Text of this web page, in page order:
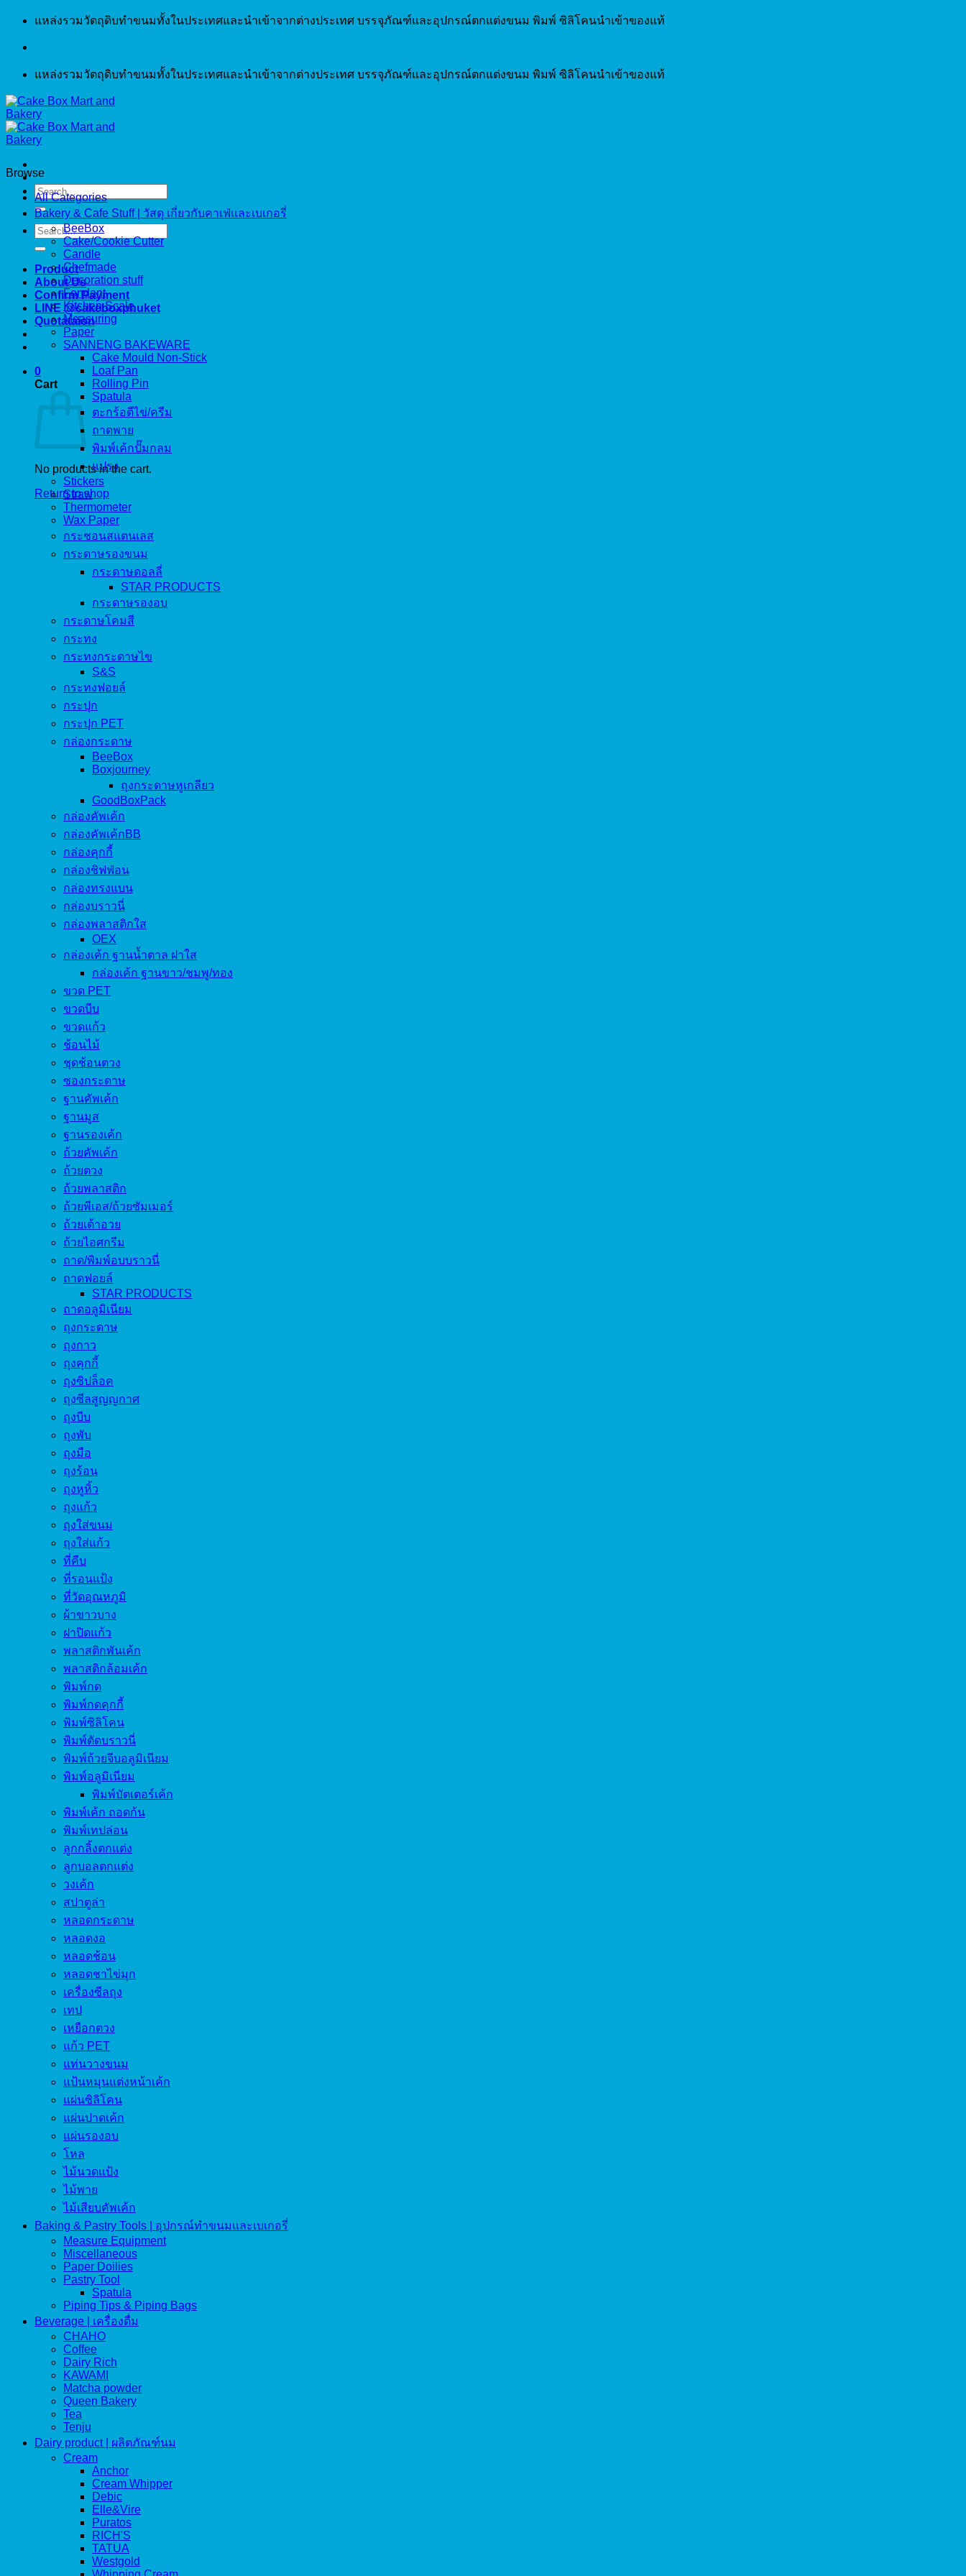
Skip
แหล่งรวมวัตถุดิบทำขนมทั้งในประเทศและนำเข้าจากต่างประเทศ บรรจุภัณฑ์และอุปกรณ์ตกแต่งขนม พิมพ์ ซิลิโคนนำเข้าของแท้
แหล่งรวมวัตถุดิบทำขนมทั้งในประเทศและนำเข้าจากต่างประเทศ บรรจุภัณฑ์และอุปกรณ์ตกแต่งขนม พิมพ์ ซิลิโคนนำเข้าของแท้
Search
for:
Search
for:
Product
About Us
Confirm Payment
LINE @cakeboxphuket
Quotataion
0
Cart
No products in the cart.
Return to shop
Browse
All Categories
Bakery & Cafe Stuff | วัสดุ เกี่ยวกับคาเฟ่และเบเกอรี่
BeeBox
Cake/Cookie Cutter
Candle
Chefmade
Decoration stuff
Fondant
Kitchen Scale
Measuring
Paper
SANNENG BAKEWARE
Cake Mould Non-Stick
Loaf Pan
Rolling Pin
Spatula
ตะกร้อตีไข่/ครีม
ถาดพาย
พิมพ์เค้กปั๊มกลม
แปรง
Stickers
Straw
Thermometer
Wax Paper
กระชอนสแตนเลส
กระดาษรองขนม
กระดาษดอลลี่
STAR PRODUCTS
กระดาษรองอบ
กระดาษโคมสี
กระทง
กระทงกระดาษไข
S&S
กระทงฟอยล์
กระปุก
กระปุก PET
กล่องกระดาษ
BeeBox
Boxjourney
ถุงกระดาษหูเกลียว
GoodBoxPack
กล่องคัพเค้ก
กล่องคัพเค้กBB
กล่องคุกกี้
กล่องชิฟฟ่อน
กล่องทรงแบน
กล่องบราวนี่
กล่องพลาสติกใส
OEX
กล่องเค้ก ฐานน้ำตาล ฝาใส
กล่องเค้ก ฐานขาว/ชมพู/ทอง
ขวด PET
ขวดบีบ
ขวดแก้ว
ช้อนไม้
ชุดช้อนตวง
ซองกระดาษ
ฐานคัพเค้ก
ฐานมูส
ฐานรองเค้ก
ถ้วยคัพเค้ก
ถ้วยตวง
ถ้วยพลาสติก
ถ้วยพีเอส/ถ้วยซัมเมอร์
ถ้วยเต้าอวย
ถ้วยไอศกรีม
ถาด/พิมพ์อบบราวนี่
ถาดฟอยล์
STAR PRODUCTS
ถาดอลูมิเนียม
ถุงกระดาษ
ถุงกาว
ถุงคุกกี้
ถุงซิปล็อค
ถุงซีลสูญญกาศ
ถุงบีบ
ถุงพับ
ถุงมือ
ถุงร้อน
ถุงหูหิ้ว
ถุงแก้ว
ถุงใส่ขนม
ถุงใส่แก้ว
ที่คีบ
ที่รอนแป้ง
ที่วัดอุณหภูมิ
ผ้าขาวบาง
ฝาปิดแก้ว
พลาสติกพันเค้ก
พลาสติกล้อมเค้ก
พิมพ์กด
พิมพ์กดคุกกี้
พิมพ์ซิลิโคน
พิมพ์ตัดบราวนี่
พิมพ์ถ้วยจีบอลูมิเนียม
พิมพ์อลูมิเนียม
พิมพ์บัตเตอร์เค้ก
พิมพ์เค้ก ถอดก้น
พิมพ์เทปล่อน
ลูกกลิ้งตกแต่ง
ลูกบอลตกแต่ง
วงเค้ก
สปาตูล่า
หลอดกระดาษ
หลอดงอ
หลอดช้อน
หลอดชาไข่มุก
เครื่องซีลถุง
เทป
เหยือกตวง
แก้ว PET
แท่นวางขนม
แป้นหมุนแต่งหน้าเค้ก
แผ่นซิลิโคน
แผ่นปาดเค้ก
แผ่นรองอบ
โหล
ไม้นวดแป้ง
ไม้พาย
ไม้เสียบคัพเค้ก
Baking & Pastry Tools | อุปกรณ์ทำขนมและเบเกอรี่
Measure Equipment
Miscellaneous
Paper Doilies
Pastry Tool
Spatula
Piping Tips & Piping Bags
Beverage | เครื่องดื่ม
CHAHO
Coffee
Dairy Rich
KAWAMI
Matcha powder
Queen Bakery
Tea
Tenju
Dairy product | ผลิตภัณฑ์นม
Cream
Anchor
Cream Whipper
Debic
Elle&Vire
Puratos
RICH'S
TATUA
Westgold